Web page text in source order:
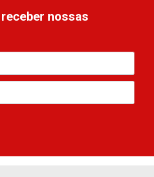
nossas